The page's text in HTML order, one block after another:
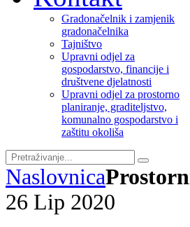
Gradonačelnik i zamjenik
gradonačelnika
Tajništvo
Upravni odjel za
gospodarstvo, financije i
društvene djelatnosti
Upravni odjel za prostorno
planiranje, graditeljstvo,
komunalno gospodarstvo i
zaštitu okoliša
Naslovnica
26 Lip 2020